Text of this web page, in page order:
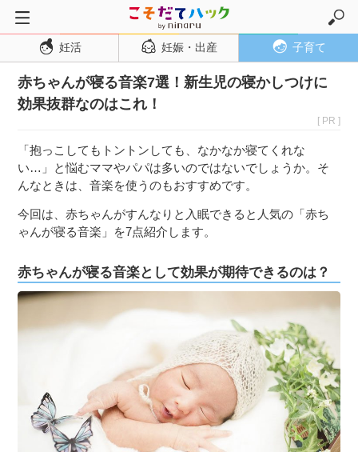
トップページ
妊活
妊娠・出産
妊娠初期
妊娠中期
妊娠後期
子育て・育児
０歳児
１歳児
７〜１２歳児
妊活 妊娠・出産 子育て
赤ちゃんが寝る音楽7選！新生児の寝かしつけに
効果抜群なのはこれ！
[ PR ]
「抱っこしてもトントンしても、なかなか寝てくれな
い…」と悩むママやパパは多いのではないでしょうか。そ
んなときは、音楽を使うのもおすすめです。
今回は、赤ちゃんがすんなりと入眠できると人気の「赤ち
ゃんが寝る音楽」を7点紹介します。
赤ちゃんが寝る音楽として効果が期待できるのは？